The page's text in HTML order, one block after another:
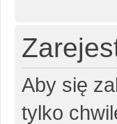
Aby się
tylko